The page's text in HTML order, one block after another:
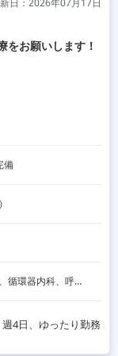
日：2026年07月17日
お願いします！
備
脳神経内科、一般内科、消化器内科、循環器内科、呼吸器内科、血液内科、内分泌内科、老人内科、一般外科、消化器外科、その他
週4日、ゆったり勤務